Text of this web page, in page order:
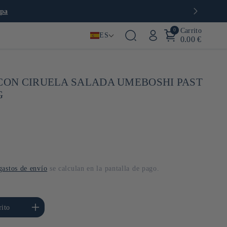
ES
0 Carrito
0.00 €
CIRUELA SALADA UMEBOSHI PAST
de envío se calculan en la pantalla de pago.
cantidad para Default
Title